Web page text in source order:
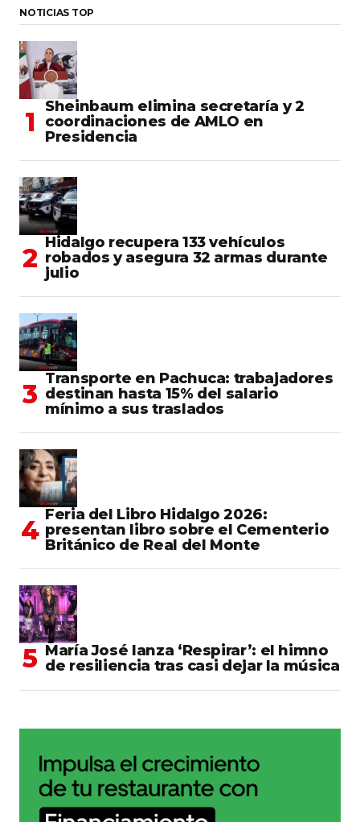
NOTICIAS TOP
Sheinbaum elimina secretaría y 2
coordinaciones de AMLO en
Presidencia
Hidalgo recupera 133 vehículos
robados y asegura 32 armas durante
julio
Transporte en Pachuca: trabajadores
destinan hasta 15% del salario
mínimo a sus traslados
Feria del Libro Hidalgo 2026:
presentan libro sobre el Cementerio
Británico de Real del Monte
María José lanza ‘Respirar’: el himno
de resiliencia tras casi dejar la música